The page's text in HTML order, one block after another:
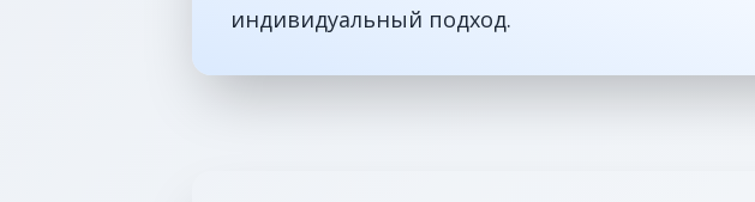
индивидуальный подход.